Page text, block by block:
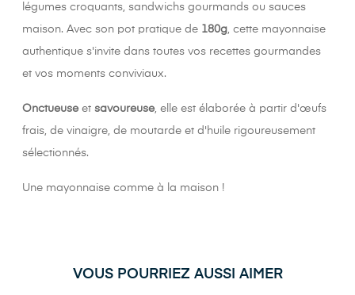
légumes croquants, sandwichs gourmands ou sauces
maison. Avec son pot pratique de 180g, cette mayonnaise
authentique s'invite dans toutes vos recettes gourmandes
et vos moments conviviaux.
Onctueuseet savoureuse, elle est élaborée à partir d'œufs
frais, de vinaigre, de moutarde et d'huile rigoureusement
sélectionnés.
Une mayonnaise comme à la maison !
VOUS POURRIEZ AUSSI AIMER